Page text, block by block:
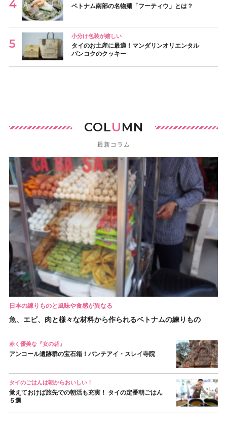
ベトナム南部の名物麺「フーティウ」とは？
小分け包装が嬉しい
タイのお土産に最適！マンダリンオリエンタル
バンコクのクッキー
COLUMN
最新コラム
日本の練りものと風味や食感が異なる
魚、エビ、肉と様々な材料から作られるベトナムの練りもの
赤く優美な『女の砦』
アンコール遺跡群の宝石箱！バンテアイ・スレイ寺院
タイのごはんは朝からおいしい！
覚えておけば旅先での朝活も充実！ タイの定番朝ごはん
５選